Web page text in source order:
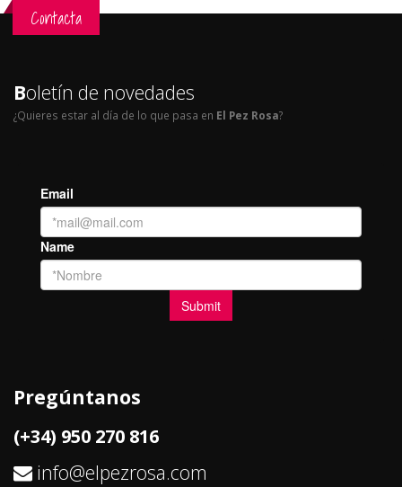
Contacta
Boletín de novedades
¿Quieres estar al día de lo que pasa en El Pez Rosa?
Pregúntanos
(+34) 950 270 816
info@elpezrosa.com